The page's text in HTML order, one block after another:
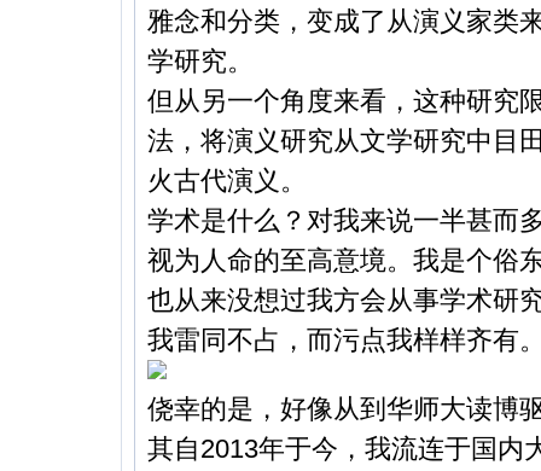
雅念和分类，变成了从演义家类
学研究。
但从另一个角度来看，这种研究
法，将演义研究从文学研究中目
火古代演义。
学术是什么？对我来说一半甚而
视为人命的至高意境。我是个俗
也从来没想过我方会从事学术研
我雷同不占，而污点我样样齐有
侥幸的是，好像从到华师大读博
其自2013年于今，我流连于国内